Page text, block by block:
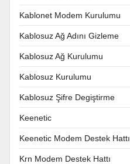
Kablonet Modem Kurulumu
Kablosuz Ağ Adını Gizleme
Kablosuz Ağ Kurulumu
Kablosuz Kurulumu
Kablosuz Şifre Degiştirme
Keenetic
Keenetic Modem Destek Hattı
Krn Modem Destek Hattı